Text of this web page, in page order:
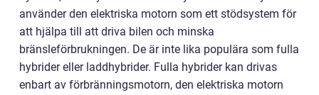
använder den elektriska motorn som ett stödsystem för
att hjälpa till att driva bilen och minska
bränsleförbrukningen. De är inte lika populära som fulla
hybrider eller laddhybrider. Fulla hybrider kan drivas
enbart av förbränningsmotorn, den elektriska motorn